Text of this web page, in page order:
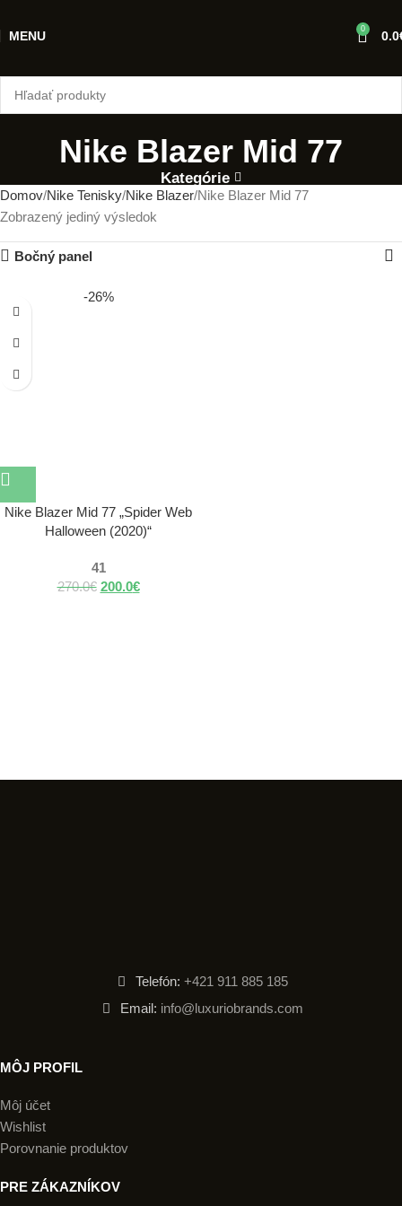
MENU 0 0.0
Nike Blazer Mid 77
Kategórie
Domov Nike Tenisky Nike Blazer Nike Blazer Mid 77
Zobrazený jediný výsledok
Bočný panel
-26%
Nike Blazer Mid 77 „Spider Web
Halloween (2020)“
41
270.0€ 200.0€
Telefón: +421 911 885 185
Email: info@luxuriobrands.com
MÔJ PROFIL
Môj účet
Wishlist
Porovnanie produktov
PRE ZÁKAZNÍKOV